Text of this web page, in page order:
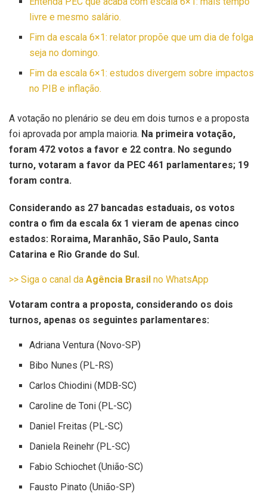
livre e mesmo salário.
Fim da escala 6×1: relator propõe que um dia de folga
seja no domingo.
Fim da escala 6×1: estudos divergem sobre impactos
no PIB e inflação.
A votação no plenário se deu em dois turnos e a proposta
foi aprovada por ampla maioria. Na primeira votação,
foram 472 votos a favor e 22 contra. No segundo
turno, votaram a favor da PEC 461 parlamentares; 19
foram contra.
Considerando as 27 bancadas estaduais, os votos
contra o fim da escala 6x 1 vieram de apenas cinco
estados: Roraima, Maranhão, São Paulo, Santa
Catarina e Rio Grande do Sul.
>> Siga o canal da Agência Brasil no WhatsApp
Votaram contra a proposta, considerando os dois
turnos, apenas os seguintes parlamentares:
Adriana Ventura (Novo-SP)
Bibo Nunes (PL-RS)
Carlos Chiodini (MDB-SC)
Caroline de Toni (PL-SC)
Daniel Freitas (PL-SC)
Daniela Reinehr (PL-SC)
Fabio Schiochet (União-SC)
Fausto Pinato (União-SP)